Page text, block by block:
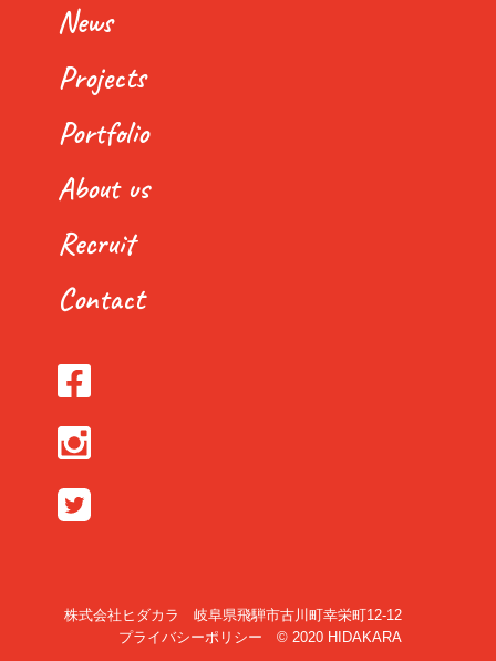
News
Projects
Portfolio
About us
Recruit
Contact
株式会社ヒダカラ 岐阜県飛騨市古川町幸栄町12-12
プライバシーポリシー
© 2020 HIDAKARA